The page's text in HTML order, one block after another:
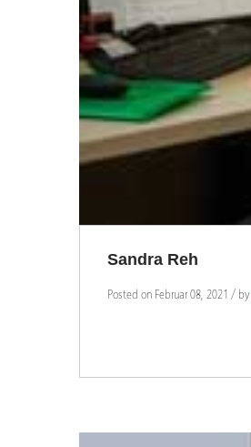
Sandra Reh
Posted on Februar 08, 2021 / by